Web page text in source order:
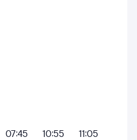
07:45 10:55
11:05